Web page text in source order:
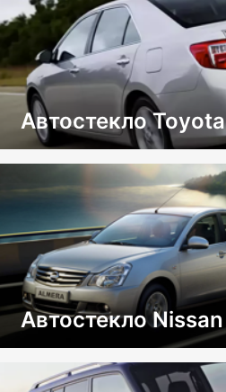
Автостекло Toyota
Автостекло Nissan